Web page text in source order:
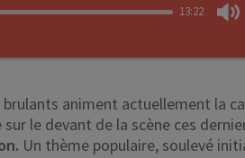
13:22
animent actuellement la
le devant de la scène ces
Un thème populaire, soulevé